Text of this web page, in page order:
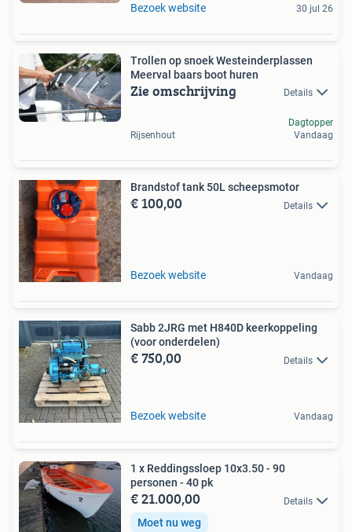
Bezoek website 30 jul 26
Trollen op snoek Westeinderplassen
Meerval baars boot huren
Zie omschrijving Details
Rijsenhout
Dagtopper
Vandaag
Brandstof tank 50L scheepsmotor
€ 100,00 Details
Bezoek website Vandaag
Sabb 2JRG met H840D keerkoppeling
(voor onderdelen)
€ 750,00 Details
Bezoek website Vandaag
1 x Reddingssloep 10x3.50 - 90
personen - 40 pk
€ 21.000,00 Details
Moet nu weg